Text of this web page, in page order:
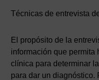
Técnicas de entrevista
El propósito de la
información que permita
clínica para determinar
para dar un diagnóstico.